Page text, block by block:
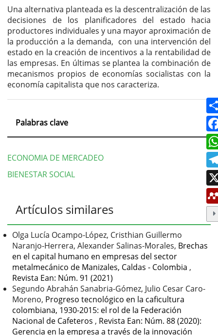
Una alternativa planteada es la descentralización de las
decisiones de los planificadores del estado hacia
productores individuales y una mayor aproximación de
la producción a la demanda, con una intervención del
estado en la creación de incentivos a la rentabilidad de
las empresas. En últimas se plantea la combinación de
mecanismos propios de economías socialistas con la
economía capitalista que nos caracteriza.
Palabras clave
ECONOMIA DE MERCADEO
BIENESTAR SOCIAL
Detalles
del
artículo
Artículos similares
Olga Lucía Ocampo-López, Cristhian Guillermo
Naranjo-Herrera, Alexander Salinas-Morales, Brechas
en el capital humano en empresas del sector
metalmecánico de Manizales, Caldas - Colombia ,
Revista Ean: Núm. 91 (2021)
Segundo Abrahán Sanabria-Gómez, Julio Cesar Caro-
Moreno, Progreso tecnológico en la caficultura
colombiana, 1930-2015: el rol de la Federación
Nacional de Cafeteros , Revista Ean: Núm. 88 (2020):
Gerencia en la empresa a través de la innovación